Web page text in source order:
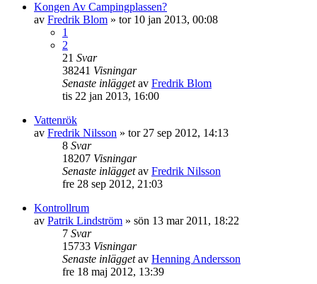
Kongen Av Campingplassen?
av Fredrik Blom » tor 10 jan 2013, 00:08
1
2
21 Svar
38241 Visningar
Senaste inläggetav Fredrik Blom
tis 22 jan 2013, 16:00
Vattenrök
av Fredrik Nilsson » tor 27 sep 2012, 14:13
8 Svar
18207 Visningar
Senaste inläggetav Fredrik Nilsson
fre 28 sep 2012, 21:03
Kontrollrum
av Patrik Lindström » sön 13 mar 2011, 18:22
7 Svar
15733 Visningar
Senaste inläggetav Henning Andersson
fre 18 maj 2012, 13:39